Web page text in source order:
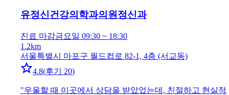
유정신건강의학과의원정신과
진료 마감금요일 09:30 ~ 18:30
1.2km
서울특별시 마포구 월드컵로 82-1, 4층 (서교동)
4.8(후기 20)
"우울할 때 이곳에서 상담을 받았었는데, 친절하고 현실적